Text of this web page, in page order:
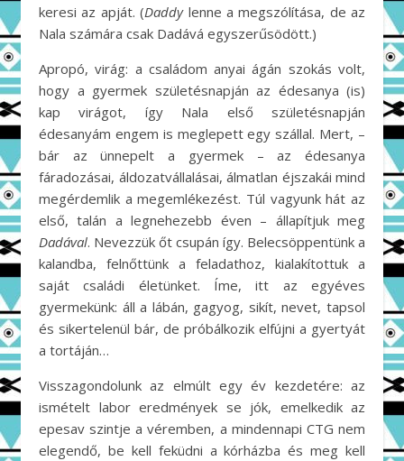
keresi az apját. (Daddylenne a megszólítása, de az
Nala számára csak Dadává egyszerűsödött.)
Apropó, virág: a családom anyai ágán szokás volt,
hogy a gyermek születésnapján az édesanya (is)
kap virágot, így Nala első születésnapján
édesanyám engem is meglepett egy szállal. Mert, –
bár az ünnepelt a gyermek – az édesanya
fáradozásai, áldozatvállalásai, álmatlan éjszakái mind
megérdemlik a megemlékezést. Túl vagyunk hát az
első, talán a legnehezebb éven – állapítjuk meg
Dadával. Nevezzük őt csupán így. Belecsöppentünk a
kalandba, felnőttünk a feladathoz, kialakítottuk a
saját családi életünket. Íme, itt az egyéves
gyermekünk: áll a lábán, gagyog, sikít, nevet, tapsol
és sikertelenül bár, de próbálkozik elfújni a gyertyát
a tortáján…
Visszagondolunk az elmúlt egy év kezdetére: az
ismételt labor eredmények se jók, emelkedik az
epesav szintje a véremben, a mindennapi CTG nem
elegendő, be kell feküdni a kórházba és meg kell